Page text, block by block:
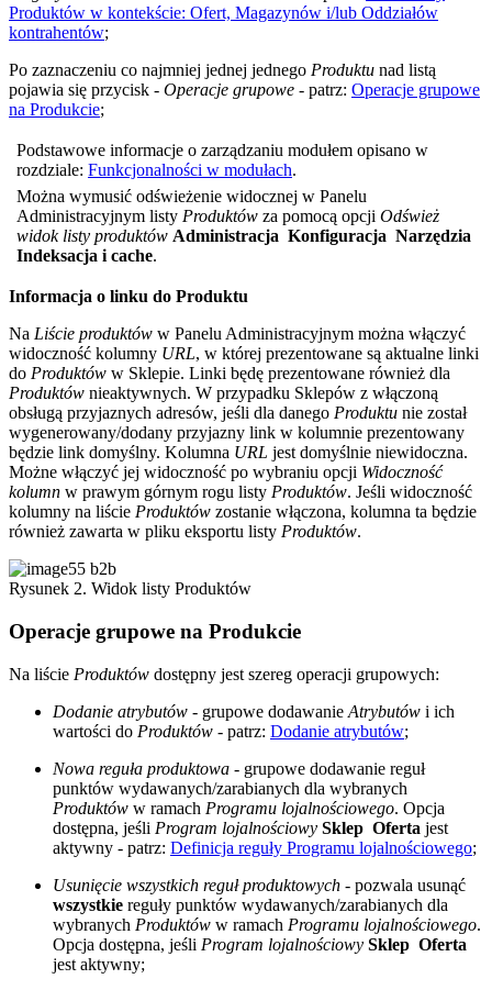
Produktów w kontekście: Ofert, Magazynów i/lub Oddziałów
kontrahentów;
Po zaznaczeniu co najmniej jednej jednego Produktu nad listą
pojawia się przycisk - Operacje grupowe - patrz: Operacje grupowe
na Produkcie;
Podstawowe informacje o zarządzaniu modułem opisano w
rozdziale: Funkcjonalności w modułach.
Można wymusić odświeżenie widocznej w Panelu
Administracyjnym listy Produktów za pomocą opcji Odśwież
widok listy produktów Administracja Konfiguracja Narzędzia
Indeksacja i cache.
Informacja o linku do Produktu
Na Liście produktów w Panelu Administracyjnym można włączyć
widoczność kolumny URL, w której prezentowane są aktualne linki
do Produktów w Sklepie. Linki będę prezentowane również dla
Produktów nieaktywnych. W przypadku Sklepów z włączoną
obsługą przyjaznych adresów, jeśli dla danego Produktu nie został
wygenerowany/dodany przyjazny link w kolumnie prezentowany
będzie link domyślny. Kolumna URL jest domyślnie niewidoczna.
Możne włączyć jej widoczność po wybraniu opcji Widoczność
kolumn w prawym górnym rogu listy Produktów. Jeśli widoczność
kolumny na liście Produktów zostanie włączona, kolumna ta będzie
również zawarta w pliku eksportu listy Produktów.
Rysunek 2. Widok listy Produktów
Operacje grupowe na Produkcie
Na liście Produktów dostępny jest szereg operacji grupowych:
Dodanie atrybutów - grupowe dodawanie Atrybutów i ich
wartości do Produktów - patrz: Dodanie atrybutów;
Nowa reguła produktowa - grupowe dodawanie reguł
punktów wydawanych/zarabianych dla wybranych
Produktów w ramach Programu lojalnościowego. Opcja
dostępna, jeśli Program lojalnościowy Sklep Oferta jest
aktywny - patrz: Definicja reguły Programu lojalnościowego;
Usunięcie wszystkich reguł produktowych - pozwala usunąć
wszystkie reguły punktów wydawanych/zarabianych dla
wybranych Produktów w ramach Programu lojalnościowego.
Opcja dostępna, jeśli Program lojalnościowy Sklep Oferta
jest aktywny;